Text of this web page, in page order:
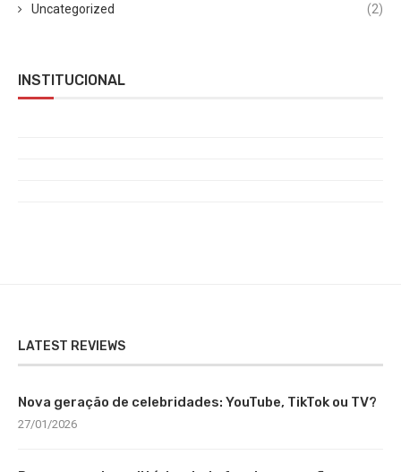
Uncategorized (2)
INSTITUCIONAL
LATEST REVIEWS
Nova geração de celebridades: YouTube, TikTok ou TV?
27/01/2026